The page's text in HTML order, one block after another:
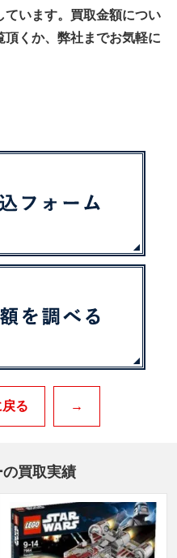
います。買取金額につい
くか、弊社までお気軽に
る →
の買取実績